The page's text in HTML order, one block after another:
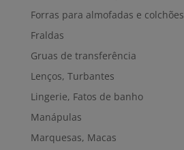
Forras para almofadas e colchões
Fraldas
Gruas de transferência
Lenços, Turbantes
Lingerie, Fatos de banho
Manápulas
Marquesas, Macas